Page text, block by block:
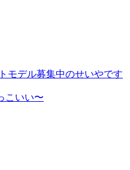
モデル募集中のせいやです
こいい〜